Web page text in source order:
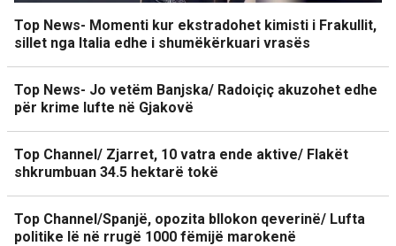
Top News- Momenti kur ekstradohet kimisti i Frakullit,
sillet nga Italia edhe i shumëkërkuari vrasës
Top News- Jo vetëm Banjska/ Radoiçiç akuzohet edhe
për krime lufte në Gjakovë
Top Channel/ Zjarret, 10 vatra ende aktive/ Flakët
shkrumbuan 34.5 hektarë tokë
Top Channel/Spanjë, opozita bllokon qeverinë/ Lufta
politike lë në rrugë 1000 fëmijë marokenë